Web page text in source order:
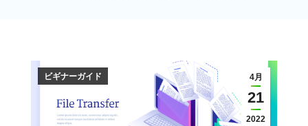
4月
21
2022
ビギナーガイド